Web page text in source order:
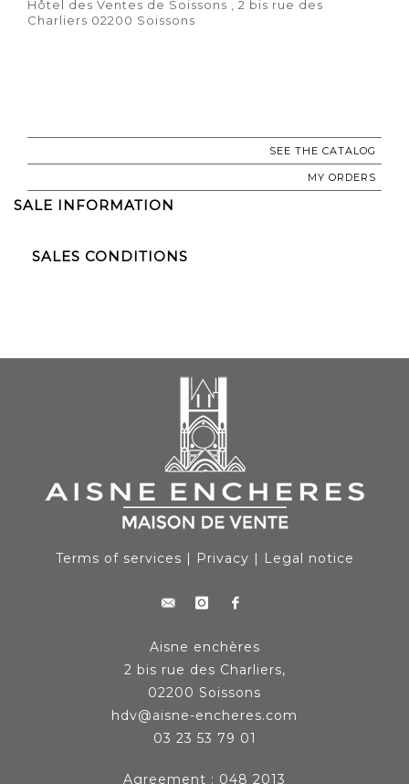
Hôtel des Ventes de Soissons , 2 bis rue des
Charliers 02200 Soissons
SEE THE CATALOG
MY ORDERS
SALE INFORMATION
SALES CONDITIONS
Terms of services Privacy Legal notice
Aisne enchères
2 bis rue des Charliers,
02200 Soissons
hdv@aisne-encheres.com
03 23 53 79 01
Agreement : 048 2013